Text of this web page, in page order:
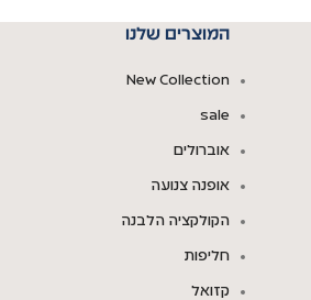
המוצרים שלנו
New Collection
sale
אוברולים
אופנה צנועה
הקולקציה הלבנה
חליפות
קזואל